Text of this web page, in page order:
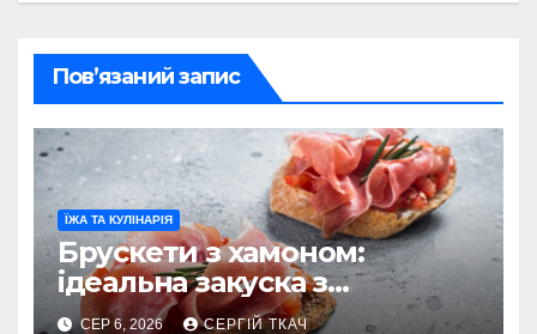
Пов’язаний запис
ЇЖА ТА КУЛІНАРІЯ
Брускети з хамоном:
ідеальна закуска з
характером
СЕР 6, 2026 СЕРГІЙ ТКАЧ